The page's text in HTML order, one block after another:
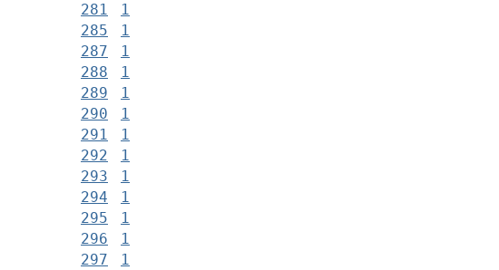
281
1
285
1
287
1
288
1
289
1
290
1
291
1
292
1
293
1
294
1
295
1
296
1
297
1